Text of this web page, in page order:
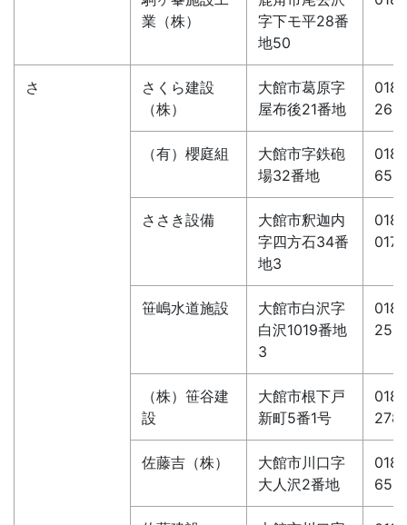
業（株）
字下モ平28番
地50
さ
さくら建設
（株）
大館市葛原字
屋布後21番地
（有）櫻庭組
大館市字鉄砲
場32番地
ささき設備
大館市釈迦内
字四方石34番
地3
0173
笹嶋水道施設
大館市白沢字
白沢1019番地
3
（株）笹谷建
設
大館市根下戸
新町5番1号
佐藤吉（株）
大館市川口字
大人沢2番地